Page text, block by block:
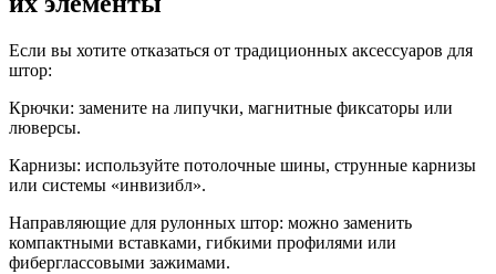
Если вы хотите отказаться от традиционных аксессуаров для
штор:
Крючки: замените на липучки, магнитные фиксаторы или
люверсы.
Карнизы: используйте потолочные шины, струнные карнизы
или системы «инвизибл».
Направляющие для рулонных штор: можно заменить
компактными вставками, гибкими профилями или
фиберглассовыми зажимами.